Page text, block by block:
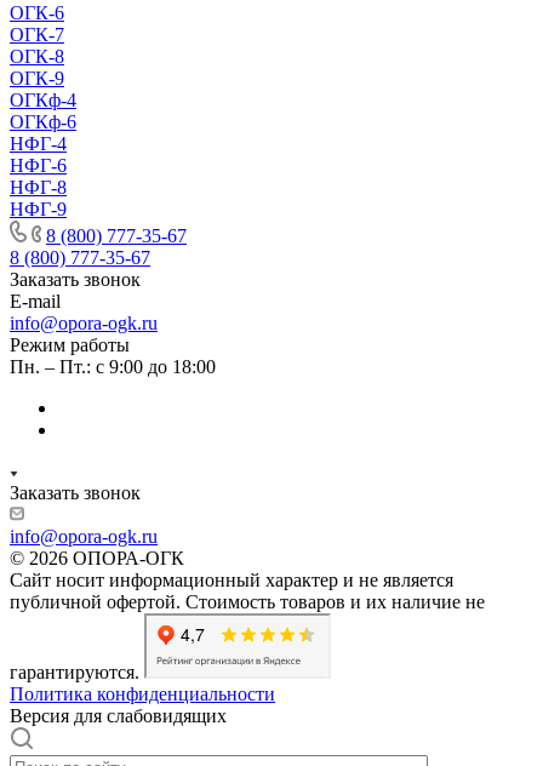
ОГК-6
ОГК-7
ОГК-8
ОГК-9
ОГКф-4
ОГКф-6
НФГ-4
НФГ-6
НФГ-8
НФГ-9
8 (800) 777-35-67
8 (800) 777-35-67
Заказать звонок
E-mail
info@opora-ogk.ru
Режим работы
Пн. – Пт.: с 9:00 до 18:00
Заказать звонок
info@opora-ogk.ru
© 2026 ОПОРА-ОГК
Сайт носит информационный характер и не является
публичной офертой. Стоимость товаров и их наличие не
гарантируются.
Политика конфиденциальности
Версия для слабовидящих